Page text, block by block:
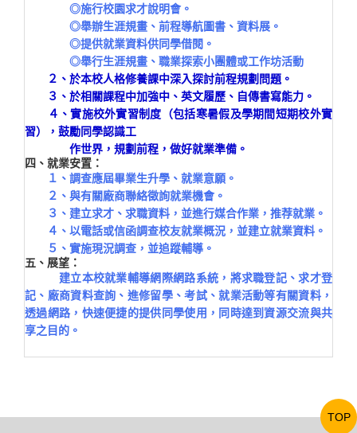
◎施行校園求才說明會。
◎舉辦生涯規畫、前程導航圖書、資料展。
◎提供就業資料供同學借閱。
◎舉行生涯規畫、職業探索小團體或工作坊活動
２、於本校人格修養課中深入探討前程規劃問題。
３、於相關課程中加強中、英文履歷、自傳書寫能力。
４、實施校外實習制度（包括寒暑假及學期間短期校外實
習），鼓勵同學認識工
作世界，規劃前程，做好就業準備。
四、就業安置：
１、調查應屆畢業生升學、就業意願。
２、與有關廠商聯絡徵詢就業機會。
３、建立求才、求職資料，並進行媒合作業，推荐就業。
４、以電話或信函調查校友就業概況，並建立就業資料。
５、實施現況調查，並追蹤輔導。
五、展望：
建立本校就業輔導網際網路系統，將求職登記、求才登
記、廠商資料查詢、進修留學、考試、就業活動等有關資料，
透過網路，快速便捷的提供同學使用，同時達到資源交流與共
享之目的。
TOP